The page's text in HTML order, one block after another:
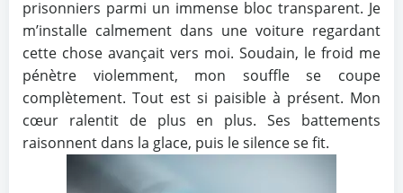
prisonniers parmi un immense bloc transparent. Je
m’installe calmement dans une voiture regardant
cette chose avançait vers moi. Soudain, le froid me
pénètre violemment, mon souffle se coupe
complètement. Tout est si paisible à présent. Mon
cœur ralentit de plus en plus. Ses battements
raisonnent dans la glace, puis le silence se fit.